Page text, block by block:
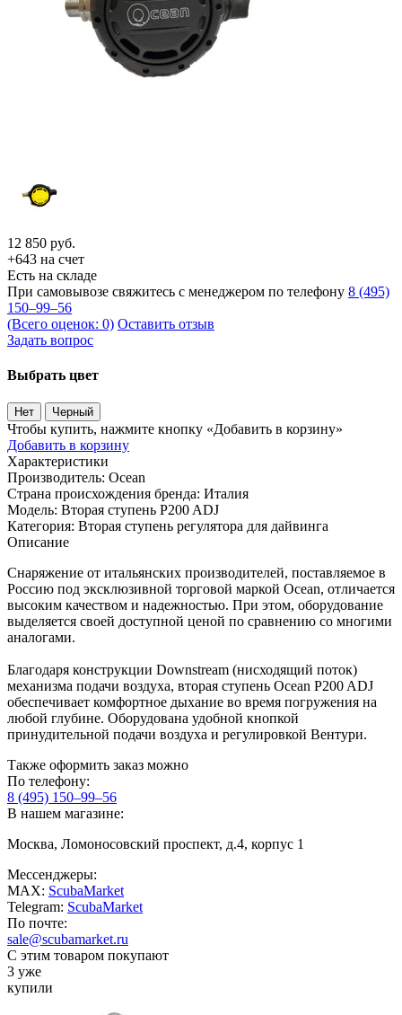
12 850 руб.
+643 на счет
Есть на складе
При самовывозе свяжитесь с менеджером по телефону 8 (495)
150–99–56
(Всего оценок: 0) Оставить отзыв
Задать вопрос
Выбрать цвет
Нет Черный
Чтобы купить, нажмите кнопку «Добавить в корзину»
Добавить в корзину
Характеристики
Производитель: Ocean
Страна происхождения бренда: Италия
Модель: Вторая ступень P200 ADJ
Категория: Вторая ступень регулятора для дайвинга
Описание
Снаряжение от итальянских производителей, поставляемое в
Россию под эксклюзивной торговой маркой Ocean, отличается
высоким качеством и надежностью. При этом, оборудование
выделяется своей доступной ценой по сравнению со многими
аналогами.
Благодаря конструкции Downstream (нисходящий поток)
механизма подачи воздуха, вторая ступень Ocean P200 ADJ
обеспечивает комфортное дыхание во время погружения на
любой глубине. Оборудована удобной кнопкой
принудительной подачи воздуха и регулировкой Вентури.
Также оформить заказ можно
По телефону:
8 (495) 150–99–56
В нашем магазине:
Москва, Ломоносовский проспект, д.4, корпус 1
Мессенджеры:
MAX: ScubaMarket
Telegram: ScubaMarket
По почте:
sale@scubamarket.ru
С этим товаром покупают
3 уже
купили